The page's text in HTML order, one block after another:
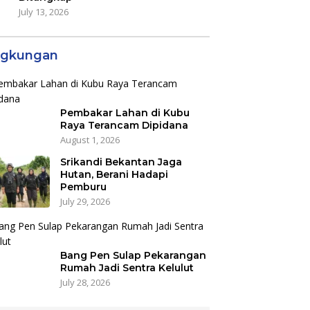
July 13, 2026
Pembakar Lahan di Kubu
Raya Terancam Dipidana
August 1, 2026
Srikandi Bekantan Jaga
Hutan, Berani Hadapi
Pemburu
July 29, 2026
Bang Pen Sulap Pekarangan
Rumah Jadi Sentra Kelulut
July 28, 2026